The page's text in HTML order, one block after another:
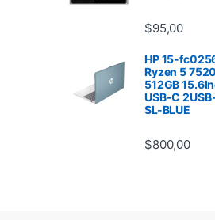
$95,00
HP 15-
Ryzen 5
512GB
USB-C
SL-BLUE
$800,00